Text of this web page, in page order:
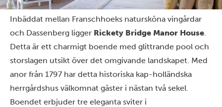
Inbäddat mellan Franschhoeks natursköna vingårdar
och Dassenberg ligger Rickety Bridge Manor House.
Detta är ett charmigt boende med glittrande pool och
storslagen utsikt över det omgivande landskapet. Med
anor från 1797 har detta historiska kap-holländska
herrgårdshus välkomnat gäster i nästan två sekel.
Boendet erbjuder tre eleganta sviter i